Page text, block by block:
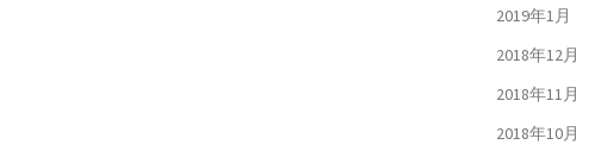
2019年1月
2018年12月
2018年11月
2018年10月